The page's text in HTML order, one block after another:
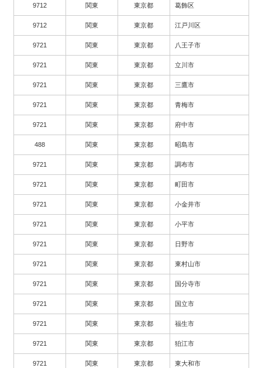
9712 関東 東京都 葛飾区
9712 関東 東京都 江戸川区
9721 関東 東京都 八王子市
9721 関東 東京都 立川市
9721 関東 東京都 三鷹市
9721 関東 東京都 青梅市
9721 関東 東京都 府中市
488 関東 東京都 昭島市
9721 関東 東京都 調布市
9721 関東 東京都 町田市
9721 関東 東京都 小金井市
9721 関東 東京都 小平市
9721 関東 東京都 日野市
9721 関東 東京都 東村山市
9721 関東 東京都 国分寺市
9721 関東 東京都 国立市
9721 関東 東京都 福生市
9721 関東 東京都 狛江市
9721 関東 東京都 東大和市